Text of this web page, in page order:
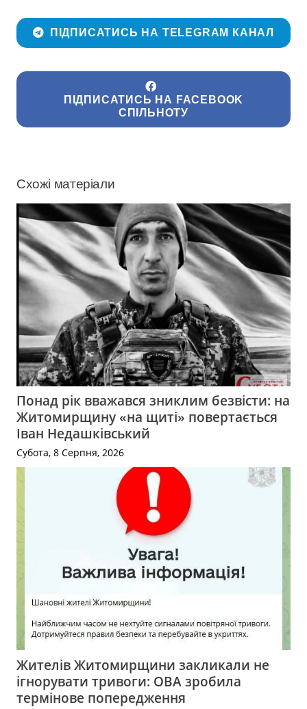
ПІДПИСАТИСЬ НА TELEGRAM КАНАЛ
ПІДПИСАТИСЬ НА FACEBOOK
СПІЛЬНОТУ
Схожі матеріали
Понад рік вважався зниклим безвісти: на
Житомирщину «на щиті» повертається
Іван Недашківський
Субота, 8 Серпня, 2026
Жителів Житомирщини закликали не
ігнорувати тривоги: ОВА зробила
термінове попередження